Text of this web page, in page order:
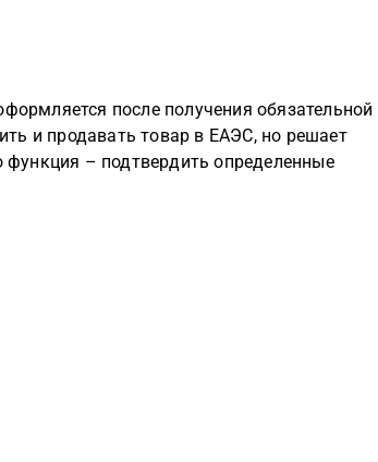
после получения обязательной
и продавать товар в ЕАЭС, но решает
функция – подтвердить определенные